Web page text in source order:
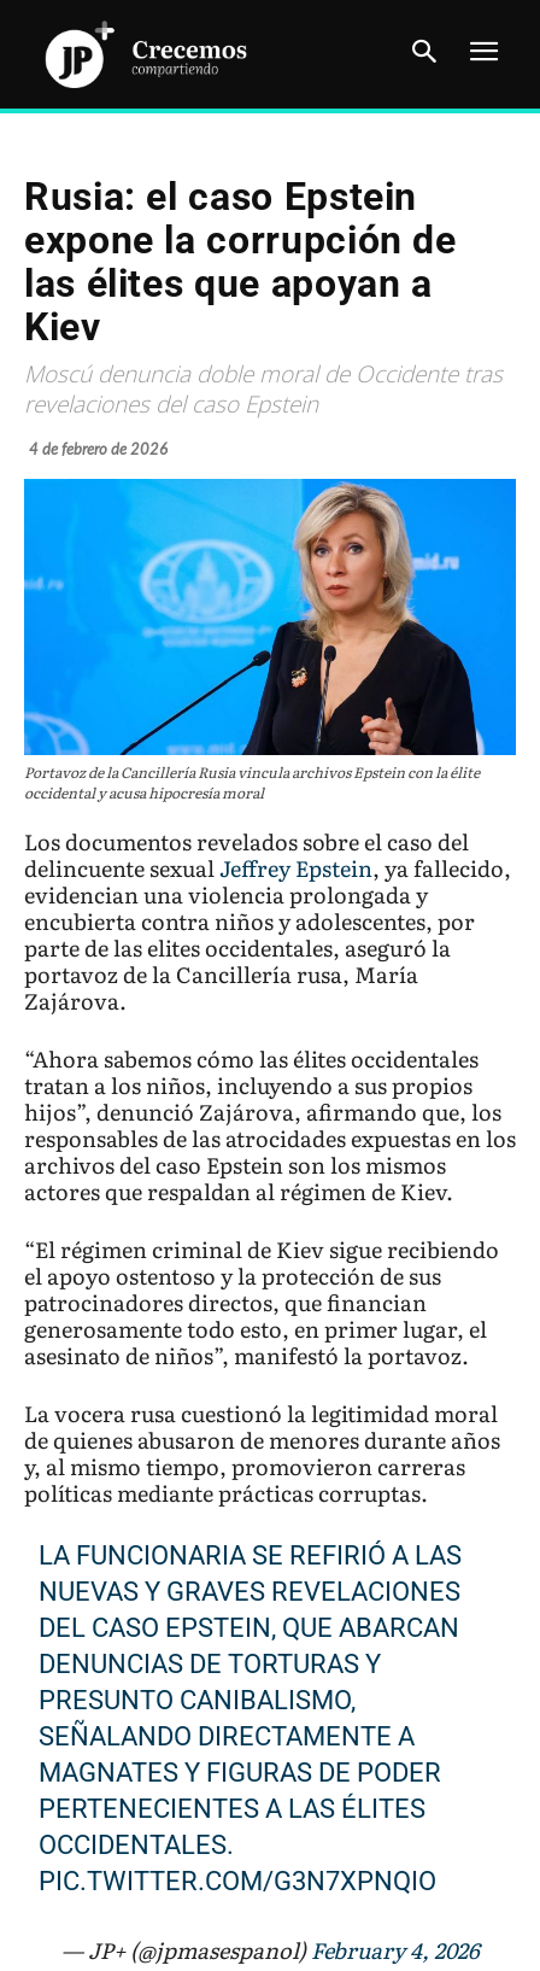
Rusia: el caso Epstein
expone la corrupción de
las élites que apoyan a
Kiev
Moscú denuncia doble moral de Occidente tras
revelaciones del caso Epstein
4 de febrero de 2026
Portavoz de la Cancillería Rusia vincula archivos Epstein con la élite
occidental y acusa hipocresía moral
Los documentos revelados sobre el caso del
delincuente sexualJeffrey Epstein, ya fallecido,
evidencian una violencia prolongada y
encubierta contra niños y adolescentes, por
parte de las elites occidentales, aseguró la
portavoz de la Cancillería rusa, María
Zajárova.
“Ahora sabemos cómo las élites occidentales
tratan a los niños, incluyendo a sus propios
hijos”, denunció Zajárova, afirmando que, los
responsables de las atrocidades expuestas en los
archivos del caso Epstein son los mismos
actores que respaldan al régimen de Kiev.
“El régimen criminal de Kiev sigue recibiendo
el apoyo ostentoso y la protección de sus
patrocinadores directos, que financian
generosamente todo esto, en primer lugar, el
asesinato de niños”, manifestó la portavoz.
La vocera rusa cuestionó la legitimidad moral
de quienes abusaron de menores durante años
y, al mismo tiempo, promovieron carreras
políticas mediante prácticas corruptas.
LA FUNCIONARIA SE REFIRIÓ A LAS
NUEVAS Y GRAVES REVELACIONES
DEL CASO EPSTEIN, QUE ABARCAN
DENUNCIAS DE TORTURAS Y
PRESUNTO CANIBALISMO,
SEÑALANDO DIRECTAMENTE A
MAGNATES Y FIGURAS DE PODER
PERTENECIENTES A LAS ÉLITES
OCCIDENTALES.
PIC.TWITTER.COM/G3N7XPNQIO
— JP+ (@jpmasespanol)February 4, 2026